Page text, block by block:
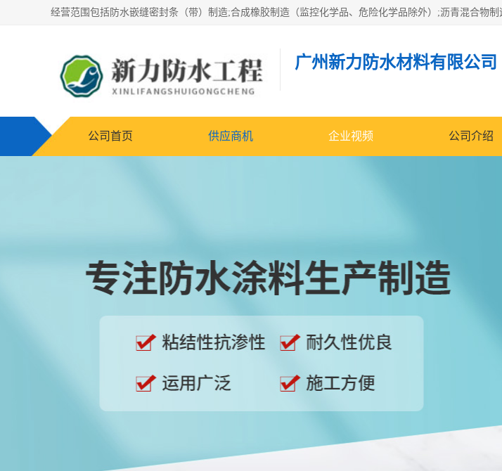
广州新力防水材料有限公司
公司首页 供应商机 企业视频 公司介绍